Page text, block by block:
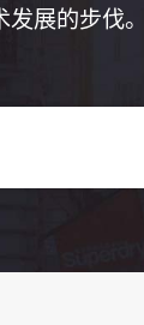
展的步伐